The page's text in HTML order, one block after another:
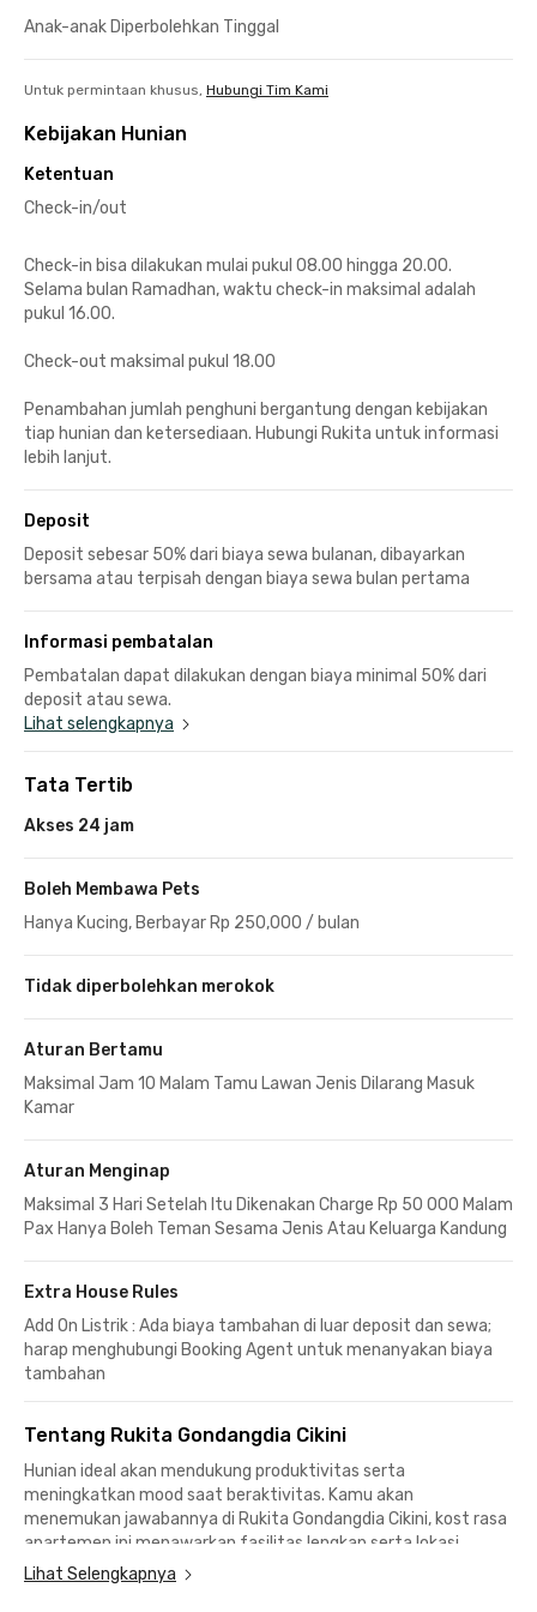
Anak-anak Diperbolehkan Tinggal
Untuk permintaan khusus, Hubungi Tim Kami
Kebijakan Hunian
Ketentuan
Check-in/out
Check-in bisa dilakukan mulai pukul 08.00 hingga 20.00.
Selama bulan Ramadhan, waktu check-in maksimal adalah
pukul 16.00.
Check-out maksimal pukul 18.00
Penambahan jumlah penghuni bergantung dengan kebijakan
tiap hunian dan ketersediaan. Hubungi Rukita untuk informasi
lebih lanjut.
Deposit
Deposit sebesar 50% dari biaya sewa bulanan, dibayarkan
bersama atau terpisah dengan biaya sewa bulan pertama
Informasi pembatalan
Pembatalan dapat dilakukan dengan biaya minimal 50% dari
deposit atau sewa.
Lihat selengkapnya
Tata Tertib
Akses 24 jam
Boleh Membawa Pets
Hanya Kucing, Berbayar Rp 250,000 / bulan
Tidak diperbolehkan merokok
Aturan Bertamu
Maksimal Jam 10 Malam Tamu Lawan Jenis Dilarang Masuk
Kamar
Aturan Menginap
Maksimal 3 Hari Setelah Itu Dikenakan Charge Rp 50 000 Malam
Pax Hanya Boleh Teman Sesama Jenis Atau Keluarga Kandung
Extra House Rules
Add On Listrik : Ada biaya tambahan di luar deposit dan sewa;
harap menghubungi Booking Agent untuk menanyakan biaya
tambahan
Tentang Rukita Gondangdia Cikini
Hunian ideal akan mendukung produktivitas serta
meningkatkan mood saat beraktivitas. Kamu akan
menemukan jawabannya di Rukita Gondangdia Cikini, kost rasa
apartemen ini menawarkan fasilitas lengkap serta lokasi
strategis bagi profesional muda yang bekerja di Sudirman
maupun Thamrin.
Lihat Selengkapnya